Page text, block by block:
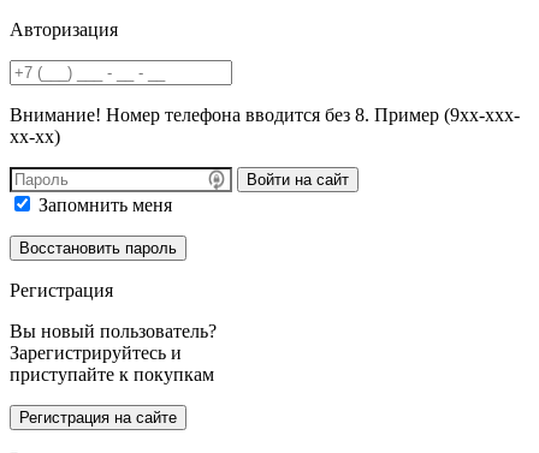
Авторизация
Внимание! Номер телефона вводится без 8. Пример (9хх-ххх-
хх-хх)
Войти на сайт
Запомнить меня
Регистрация
Вы новый пользователь?
Зарегистрируйтесь и
приступайте к покупкам